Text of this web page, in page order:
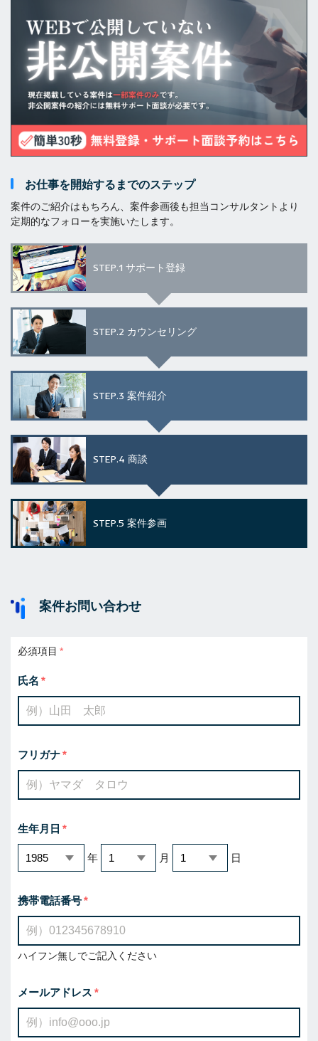
お仕事を開始するまでのステップ
案件のご紹介はもちろん、案件参画後も担当コンサルタントより
定期的なフォローを実施いたします。
STEP.1 サポート登録
STEP.2 カウンセリング
STEP.3 案件紹介
STEP.4 商談
STEP.5 案件参画
案件お問い合わせ
必須項目
氏名
フリガナ
生年月日
年 月 日
携帯電話番号
ハイフン無しでご記入ください
メールアドレス